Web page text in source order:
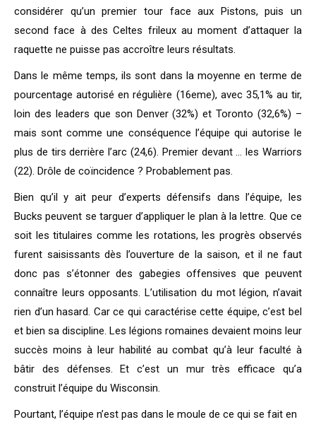
considérer qu’un premier tour face aux Pistons, puis un
second face à des Celtes frileux au moment d’attaquer la
raquette ne puisse pas accroître leurs résultats.
Dans le même temps, ils sont dans la moyenne en terme de
pourcentage autorisé en régulière (16eme), avec 35,1% au tir,
loin des leaders que son Denver (32%) et Toronto (32,6%) –
mais sont comme une conséquence l’équipe qui autorise le
plus de tirs derrière l’arc (24,6). Premier devant … les Warriors
(22). Drôle de coïncidence ? Probablement pas.
Bien qu’il y ait peur d’experts défensifs dans l’équipe, les
Bucks peuvent se targuer d’appliquer le plan à la lettre. Que ce
soit les titulaires comme les rotations, les progrès observés
furent saisissants dès l’ouverture de la saison, et il ne faut
donc pas s’étonner des gabegies offensives que peuvent
connaître leurs opposants. L’utilisation du mot légion, n’avait
rien d’un hasard. Car ce qui caractérise cette équipe, c’est bel
et bien sa discipline. Les légions romaines devaient moins leur
succès moins à leur habilité au combat qu’à leur faculté à
bâtir des défenses. Et c’est un mur très efficace qu’a
construit l’équipe du Wisconsin.
Pourtant, l’équipe n’est pas dans le moule de ce qui se fait en